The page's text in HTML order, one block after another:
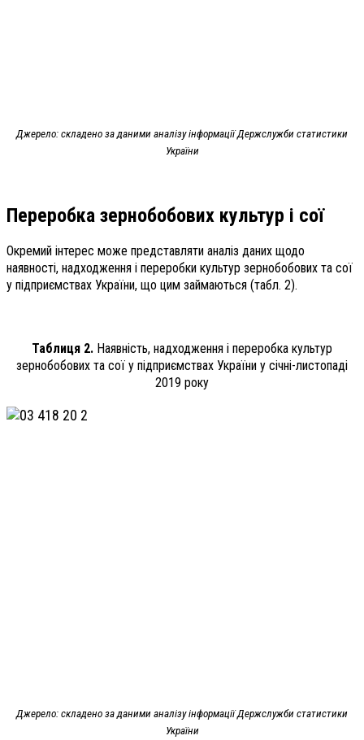
Джерело: складено за даними аналізу інформації Держслужби статистики
України
Переробка зернобобових культур і сої
Окремий інтерес може представляти аналіз даних щодо
наявності, надходження і переробки культур зернобобових та сої
у підприємствах України, що цим займаються (табл. 2).
Таблиця 2. Наявність, надходження і переробка культур
зернобобових та сої у підприємствах України у січні-листопаді
2019 року
Джерело: складено за даними аналізу інформації Держслужби статистики
України